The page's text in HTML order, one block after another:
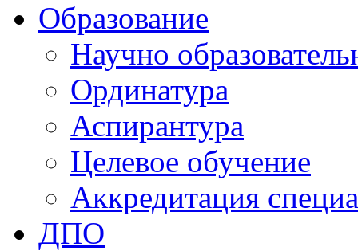
Образование
Научно
Ординатура
Аспирантура
Целевое обучение
Аккредитация
ДПО